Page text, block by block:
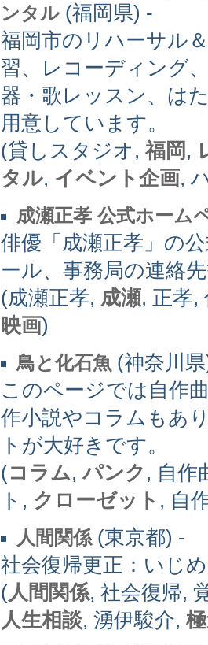
ンタル (福岡県) -
福岡市のリハーサル
習、レコーディング
器・歌レッスン、は
用意しています。
(貸しスタジオ,福岡 ,
タル, イベント企画,
成瀬正孝 公式ホーム
俳優「成瀬正孝」の
ール、事務局の連絡
(成瀬正孝, 成瀬, 正孝,
映画)
鳥と化石魚 (神奈川
このページでは自作
作小説やコラムもあ
トが大好きです。
(コラム,パンク , 自作
ト, クローゼット , 自
人間関係 (東京都) -
社会復帰更正：いじ
(人間関係, 社会復帰,
人生相談, 湧伊駿介,